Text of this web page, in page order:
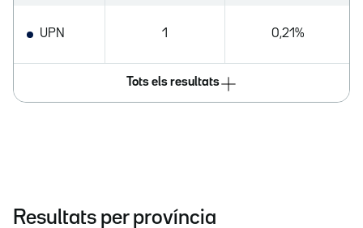
UPN 1 0,21%
Tots els resultats
Resultats per província